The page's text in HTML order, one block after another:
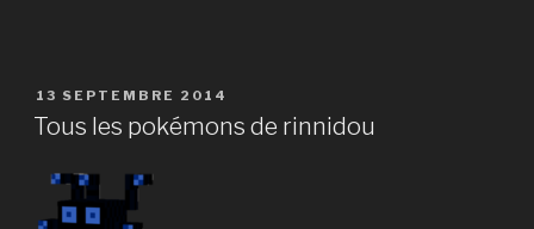
PUBLIÉ
LE
13 SEPTEMBRE 2014
Tous les pokémons de rinnidou